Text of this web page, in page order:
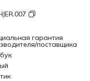
гарантия
поставщика